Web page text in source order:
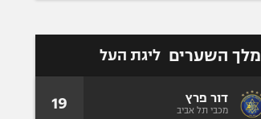
מלך השערים ליגת העל
דור פרץ
מכבי תל אביב 19